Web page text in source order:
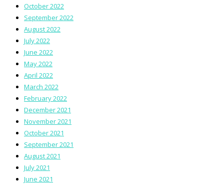
October 2022
September 2022
August 2022
July 2022
June 2022
May 2022
April 2022
March 2022
February 2022
December 2021
November 2021
October 2021
September 2021
August 2021
July 2021
June 2021